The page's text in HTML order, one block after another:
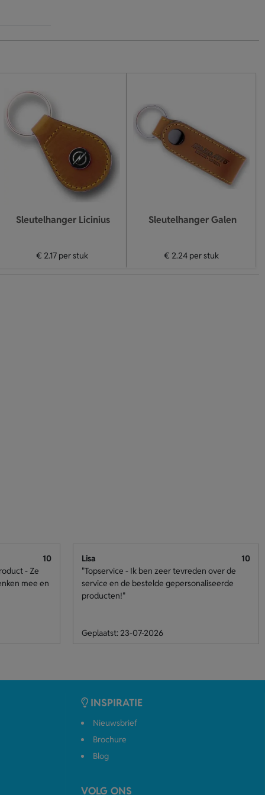
Sleutelhanger Licinius
€ 2.17per stuk
Sleutelhanger Galen
€ 2.24 per stuk
10
- Ze
mee en
Lisa
10
"Topservice - Ik ben zeer tevreden over de
service en de bestelde gepersonaliseerde
producten!"
Geplaatst: 23-07-2026
INSPIRATIE
Nieuwsbrief
Brochure
Blog
VOLG ONS